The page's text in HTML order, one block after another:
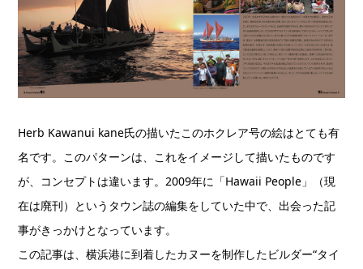
Herb Kawanui kane氏の描いたこのホクレア号の絵はとても有
名です。このパターンは、これをイメージして描いたものです
が、コンセプトは違います。2009年に「Hawaii People」（現
在は廃刊）というタウン誌の編集をしていた中で、出会った記
事がきっかけとなっています。
この記事は、横浜港に到着したカヌーを制作したビルダー“タイ